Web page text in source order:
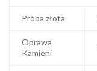
Próba złota
Oprawa
Kamieni